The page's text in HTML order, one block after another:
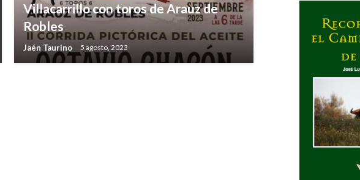
Villacarrillo con toros de Arauz de
Robles
Jaén Taurino 5 agosto, 2023